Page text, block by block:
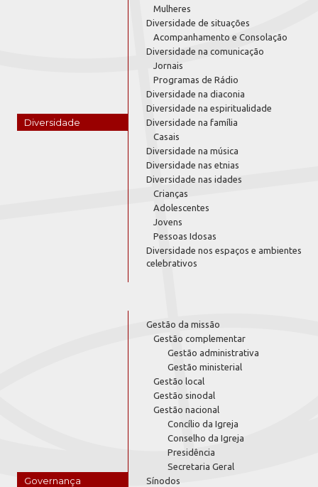
Diversidade
Mulheres
Diversidade de situações
Acompanhamento e Consolação
Diversidade na comunicação
Jornais
Programas de Rádio
Diversidade na diaconia
Diversidade na espiritualidade
Diversidade na família
Casais
Diversidade na música
Diversidade nas etnias
Diversidade nas idades
Crianças
Adolescentes
Jovens
Pessoas Idosas
Diversidade nos espaços e ambientes
celebrativos
Governança
Gestão da missão
Gestão complementar
Gestão administrativa
Gestão ministerial
Gestão local
Gestão sinodal
Gestão nacional
Concílio da Igreja
Conselho da Igreja
Presidência
Secretaria Geral
Sínodos